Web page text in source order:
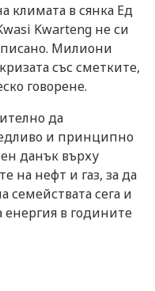
климата в сянка Ед
Kwarteng не си
Милиони
със сметките,
говорене.
да
и принципно
данък върху
на нефт и газ, за ​​да
сега и
енергия в годините